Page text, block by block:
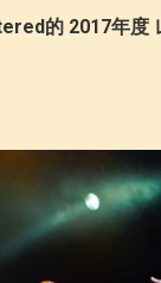
的 2017年度